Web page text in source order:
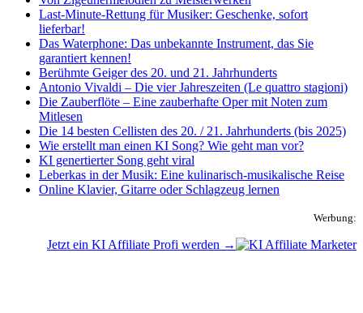
Last-Minute-Rettung für Musiker: Geschenke, sofort
lieferbar!
Das Waterphone: Das unbekannte Instrument, das Sie
garantiert kennen!
Berühmte Geiger des 20. und 21. Jahrhunderts
Antonio Vivaldi – Die vier Jahreszeiten (Le quattro stagioni)
Die Zauberflöte – Eine zauberhafte Oper mit Noten zum
Mitlesen
Die 14 besten Cellisten des 20. / 21. Jahrhunderts (bis 2025)
Wie erstellt man einen KI Song? Wie geht man vor?
KI genertierter Song geht viral
Leberkas in der Musik: Eine kulinarisch-musikalische Reise
Online Klavier, Gitarre oder Schlagzeug lernen
Werbung:
Jetzt ein KI Affiliate Profi werden →